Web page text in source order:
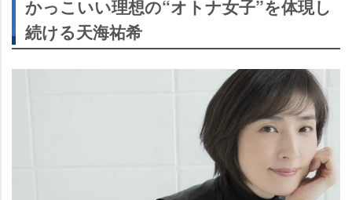
かっこいい理想の“オトナ女子”を体現し
続ける天海祐希